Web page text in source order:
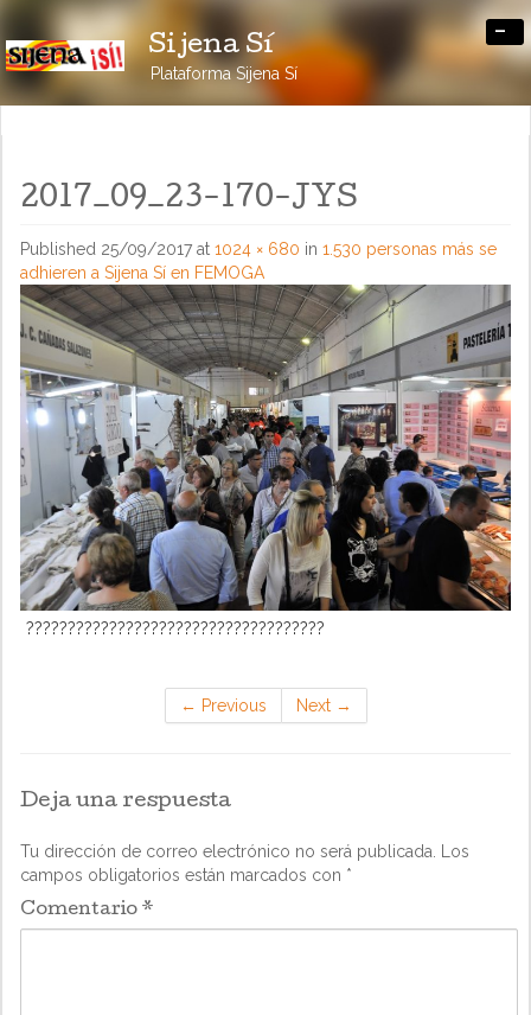
Sijena Sí
Plataforma Sijena Sí
-
2017_09_23-170-JYS
Published 25/09/2017 at 1024 × 680 in 1.530 personas más se
adhieren a Sijena Sí en FEMOGA
????????????????????????????????????
← Previous Next →
Deja una respuesta
Tu dirección de correo electrónico no será publicada.
Los
campos obligatorios están marcados con *
Comentario *